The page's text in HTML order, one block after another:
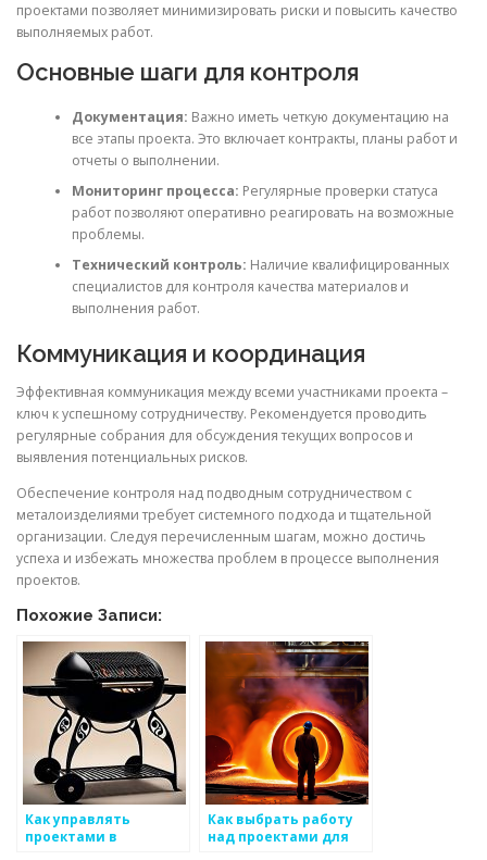
проектами позволяет минимизировать риски и повысить качество
выполняемых работ.
Основные шаги для контроля
Документация: Важно иметь четкую документацию на
все этапы проекта. Это включает контракты, планы работ и
отчеты о выполнении.
Мониторинг процесса: Регулярные проверки статуса
работ позволяют оперативно реагировать на возможные
проблемы.
Технический контроль: Наличие квалифицированных
специалистов для контроля качества материалов и
выполнения работ.
Коммуникация и координация
Эффективная коммуникация между всеми участниками проекта –
ключ к успешному сотрудничеству. Рекомендуется проводить
регулярные собрания для обсуждения текущих вопросов и
выявления потенциальных рисков.
Обеспечение контроля над подводным сотрудничеством с
металоизделиями требует системного подхода и тщательной
организации. Следуя перечисленным шагам, можно достичь
успеха и избежать множества проблем в процессе выполнения
проектов.
Похожие Записи:
Как управлять
проектами в
Как выбрать работу
над проектами для